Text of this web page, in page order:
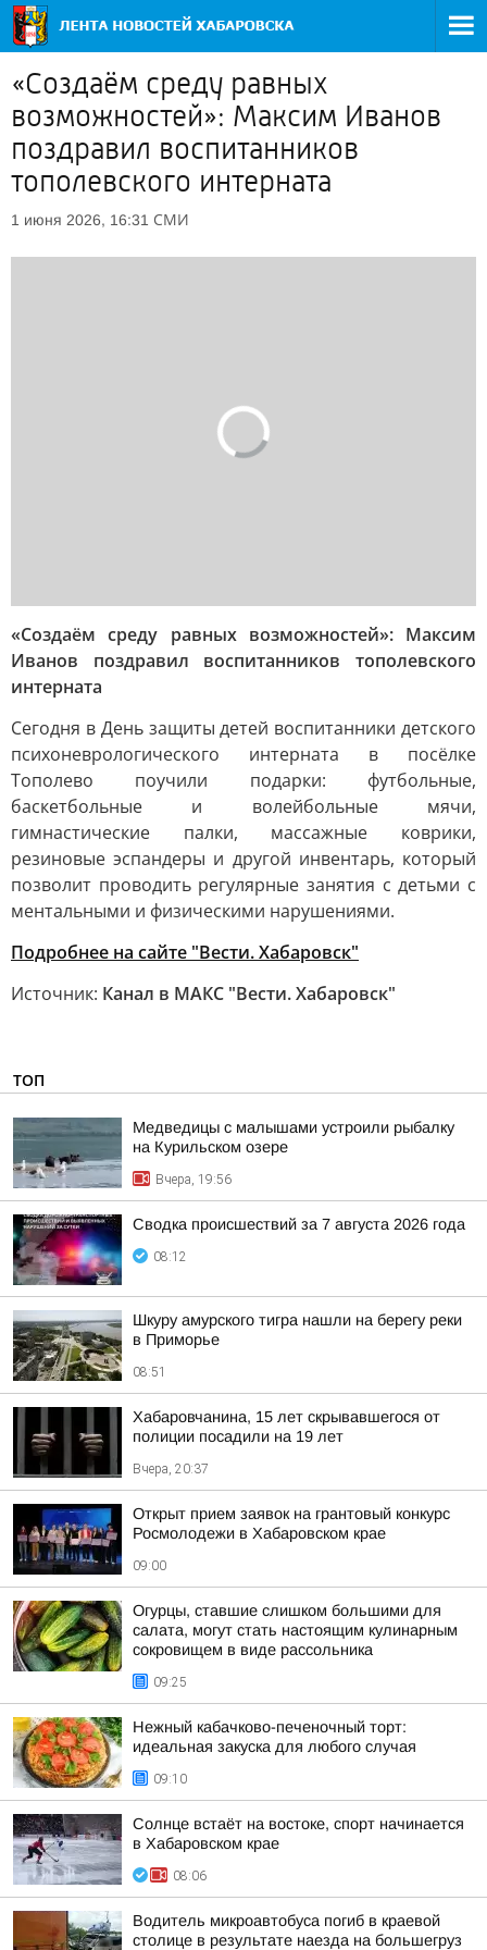
«Создаём среду равных
возможностей»: Максим Иванов
поздравил воспитанников
тополевского интерната
1 июня 2026, 16:31 СМИ
«Создаём среду равных возможностей»: Максим
Иванов поздравил воспитанников тополевского
интерната
Сегодня в День защиты детей воспитанники детского
психоневрологического интерната в посёлке
Тополево поучили подарки: футбольные,
баскетбольные и волейбольные мячи,
гимнастические палки, массажные коврики,
резиновые эспандеры и другой инвентарь, который
позволит проводить регулярные занятия с детьми с
ментальными и физическими нарушениями.
Подробнее на сайте "Вести. Хабаровск"
Источник: Канал в МАКС "Вести. Хабаровск"
ТОП
Медведицы с малышами устроили рыбалку
на Курильском озере
Вчера, 19:56
Сводка происшествий за 7 августа 2026 года
08:12
Шкуру амурского тигра нашли на берегу реки
в Приморье
08:51
Хабаровчанина, 15 лет скрывавшегося от
полиции посадили на 19 лет
Вчера, 20:37
Открыт прием заявок на грантовый конкурс
Росмолодежи в Хабаровском крае
09:00
Огурцы, ставшие слишком большими для
салата, могут стать настоящим кулинарным
сокровищем в виде рассольника
09:25
Нежный кабачково-печеночный торт:
идеальная закуска для любого случая
09:10
Солнце встаёт на востоке, спорт начинается
в Хабаровском крае
08:06
Водитель микроавтобуса погиб в краевой
столице в результате наезда на большегруз